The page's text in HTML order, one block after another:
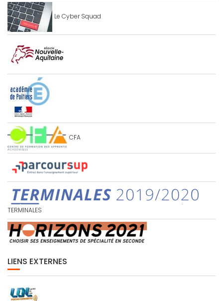
Le Cyber Squad
CFA
TERMINALES
LIENS EXTERNES